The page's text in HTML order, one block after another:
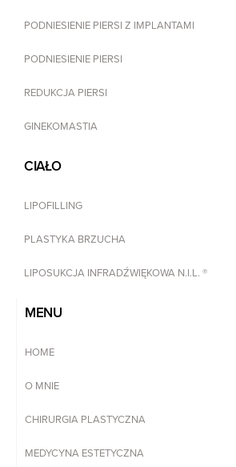
PODNIESIENIE PIERSI Z IMPLANTAMI
PODNIESIENIE PIERSI
REDUKCJA PIERSI
GINEKOMASTIA
CIAŁO
LIPOFILLING
PLASTYKA BRZUCHA
LIPOSUKCJA INFRADŹWIĘKOWA N.I.L. ®
MENU
HOME
O MNIE
CHIRURGIA PLASTYCZNA
MEDYCYNA ESTETYCZNA